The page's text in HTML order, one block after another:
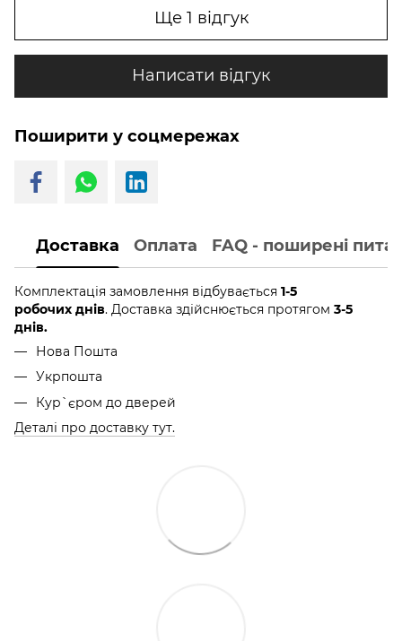
Ще 1 відгук
Написати відгук
Поширити у соцмережах
Доставка Оплата FAQ - поширені
Комплектація замовлення відбувається 1-5
робочих днів. Доставка здійснюється протягом 3-5
днів.
Нова Пошта
Укрпошта
Кур`єром до дверей
Деталі про доставку тут.